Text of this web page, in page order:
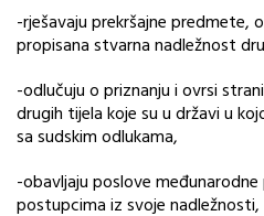
-rješavaju prekršajne predmete,
propisana stvarna nadležnost
-odlučuju o priznanju i ovrsi
drugih tijela koje su u državi u
sa sudskim odlukama,
-obavljaju poslove
postupcima iz svoje nadležnosti,